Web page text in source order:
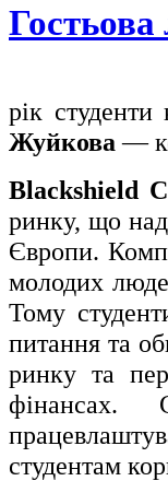
рік
Жуйкова —
Blackshield
ринку, що
Європи.
молодих
Тому
питання та
ринку та
фінансах.
студентам